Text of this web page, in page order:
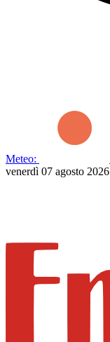
Meteo:
venerdì 07 agosto 2026